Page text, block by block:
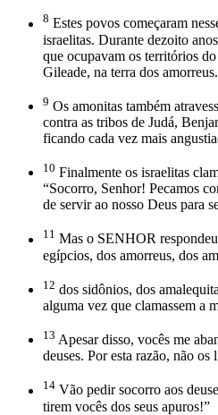
8 Estes povos começaram
israelitas. Durante dezoito
que ocupavam os territórios
Gileade, na terra dos amorreus.
9 Os amonitas também
contra as tribos de Judá,
ficando cada vez mais
10 Finalmente os israelitas
“Socorro, Senhor! Pecamos
de servir ao nosso Deus para
11 Mas o SENHOR
egípcios, dos amorreus, dos
12 dos sidônios, dos
alguma vez que clamassem a
13 Apesar disso, vocês me
deuses. Por esta razão, não os
14 Vão pedir socorro aos
tirem vocês dos seus apuros!”